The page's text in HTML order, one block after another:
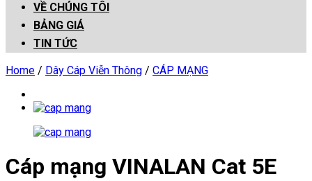
VỀ CHÚNG TÔI
BẢNG GIÁ
TIN TỨC
Home / Dây Cáp Viễn Thông / CÁP MẠNG
Cáp mạng VINALAN Cat 5E